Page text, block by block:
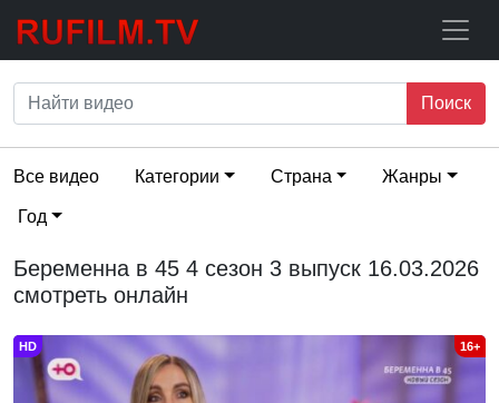
Поиск
Все видео Категории Страна Жанры
Год
Беременна в 45 4 сезон 3 выпуск 16.03.2026
смотреть онлайн
HD 16+